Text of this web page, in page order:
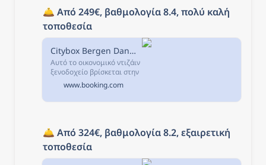
🛎️ Από 249€, βαθμολογία 8.4, πολύ καλή
τοποθεσία
Citybox Bergen Danmarksplass, Μπέργκεν, Νορβηγία
Αυτό το οικονομικό ντιζάιν
ξενοδοχείο βρίσκεται στην
Πλατεία Danmarksplass
του Μπέργκεν και
προσφέρει δωρεάν WiFi,
www.booking.com
🛎️ Από 324€, βαθμολογία 8.2, εξαιρετική
τοποθεσία